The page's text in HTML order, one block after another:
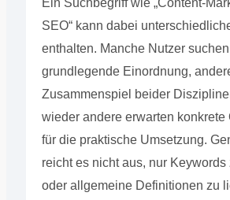
SEO“ kann dabei
enthalten. Manche Nutzer
grundlegende Einordnung,
Zusammenspiel beider
wieder andere erwarten konkrete
für die praktische Umsetzung.
reicht es nicht aus, nur Keywords
oder allgemeine Definitionen zu